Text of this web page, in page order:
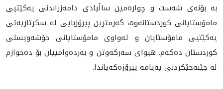
بە بۆنەی شەست و چوارەمین ساڵیادی دامەزراندنی یەکێتیی
مامۆستایانی کوردستانەوە، گەرمترین پیرۆزبایی لە سکرتاریەتی
یەکێتیی مامۆستایان و تەواوی مامۆستایانی خۆشەویستی
کوردستان دەکەم. هیوای سەرکەوتن و بەردەوامییان بۆ دەخوازم
لە جێبەجێکردنی پەیامە پیرۆزەکەیاندا.